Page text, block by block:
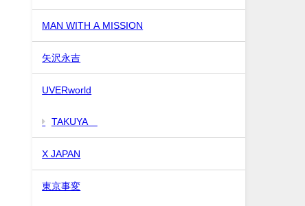
MAN WITH A MISSION
矢沢永吉
UVERworld
TAKUYA∞
X JAPAN
東京事変